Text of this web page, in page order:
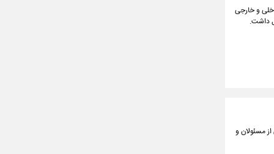
و خارجی
داشت.
مسئولان و